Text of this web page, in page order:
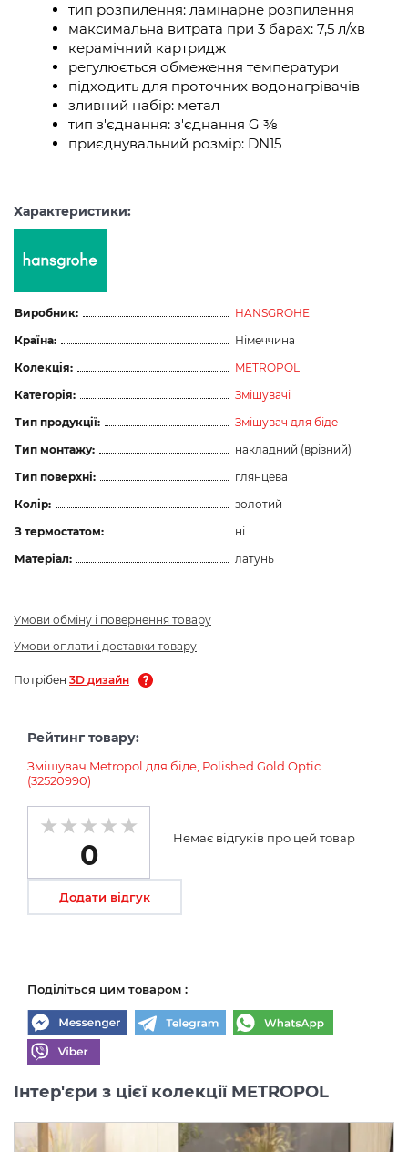
тип розпилення: ламінарне розпилення
максимальна витрата при 3 барах: 7,5 л/хв
керамічний картридж
регулюється обмеження температури
підходить для проточних водонагрівачів
зливний набір: метал
тип з'єднання: з'єднання G ⅜
приєднувальний розмір: DN15
Характеристики:
Виробник:
HANSGROHE
Країна:
Німеччина
Колекція:
METROPOL
Категорія:
Змішувачі
Тип продукції:
Змішувач для біде
Тип монтажу:
накладний (врізний)
Тип поверхні:
глянцева
Колір:
золотий
З термостатом:
ні
Матеріал:
латунь
Умови обміну і повернення товару
Умови оплати і доставки товару
Потрібен 3D дизайн
Рейтинг товару:
Змішувач Metropol для біде, Polished Gold Optic
(32520990)
0
Немає відгуків про цей товар
Додати відгук
Поділіться цим товаром :
Інтер'єри з цієї колекції METROPOL